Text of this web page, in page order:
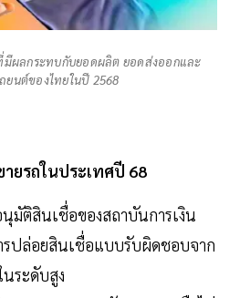
มีผลกระทบกับยอดผลิต ยอดส่งออกและ
ยนต์ของไทยในปี 2568
ยรถในประเทศปี 68
นุมัติสินเชื่อของสถาบันการเงิน
รปล่อยสินเชื่อแบบรับผิดชอบจาก
ระดับสูง